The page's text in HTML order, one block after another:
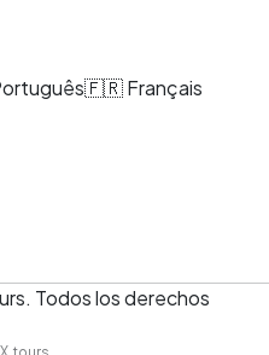
🇫🇷 Français
. Todos los derechos